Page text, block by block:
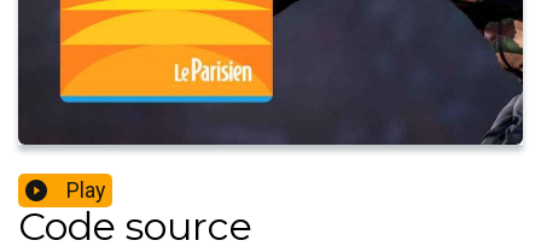
Play
Code source